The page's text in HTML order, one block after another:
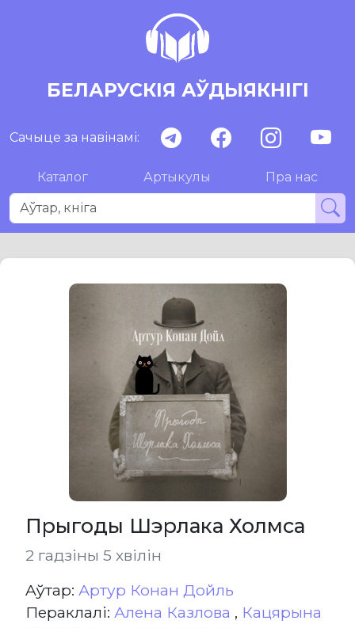
БЕЛАРУСКІЯ АЎДЫЯКНІГІ
Сачыце за навінамі:
Каталог Артыкулы Пра нас
Прыгоды Шэрлака Холмса
2 гадзіны 5 хвілін
Aўтар: Артур Конан Дойль
Пераклалі: Алена Казлова , Кацярына